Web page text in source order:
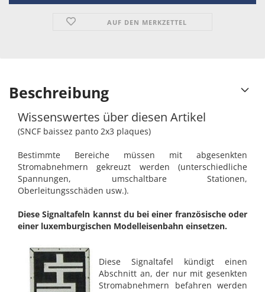
AUF DEN MERKZETTEL
Beschreibung
Wissenswertes über diesen Artikel
(SNCF baissez panto 2x3 plaques)
Bestimmte Bereiche müssen mit abgesenkten
Stromabnehmern gekreuzt werden (unterschiedliche
Spannungen, umschaltbare Stationen,
Oberleitungsschäden usw.).
Diese Signaltafeln kannst du bei einer französische oder
einer luxemburgischen Modelleisenbahn einsetzen.
Diese Signaltafel kündigt einen
Abschnitt an, der nur mit gesenkten
Stromabnehmern befahren werden